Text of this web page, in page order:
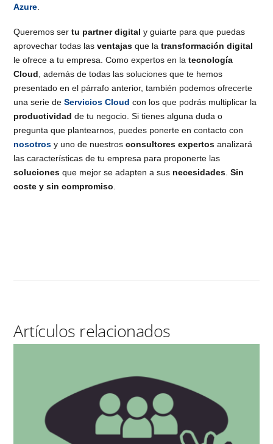
Azure
Queremos sertu partner digital y guiarte para que puedas
aprovechar todas lasventajas que latransformación digital
le ofrece a tu empresa. Como expertos en latecnología
Cloud , además de todas las soluciones que te hemos
presentado en el párrafo anterior, también podemos ofrecerte
una serie deServicios Cloud con los que podrás multiplicar la
productividad de tu negocio. Si tienes alguna duda o
pregunta que plantearnos, puedes ponerte en contacto con
nosotros y uno de nuestrosconsultores expertos analizará
las características de tu empresa para proponerte las
soluciones que mejor se adapten a sus necesidades .Sin
coste y sin compromiso